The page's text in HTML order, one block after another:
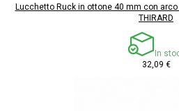
Lucchetto Ruck in ottone 40 mm con
THIRARD
In
32,09 €